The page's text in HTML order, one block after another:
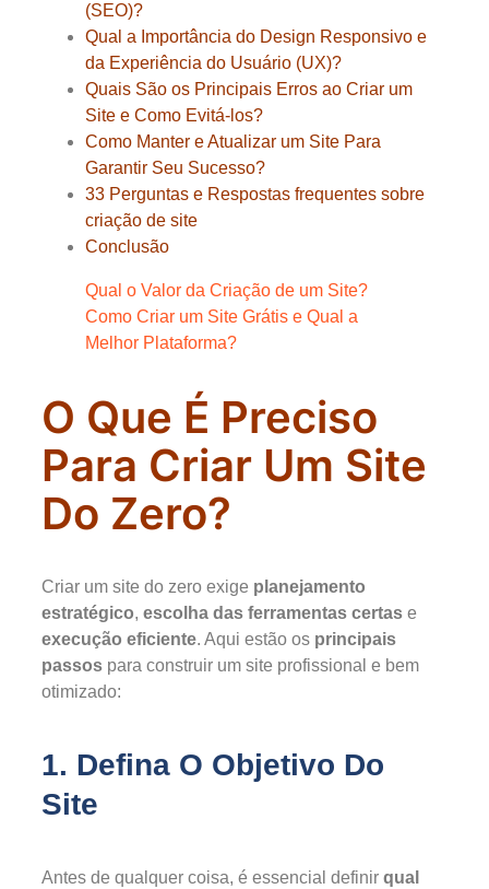
(SEO)?
Qual a Importância do Design Responsivo e
da Experiência do Usuário (UX)?
Quais São os Principais Erros ao Criar um
Site e Como Evitá-los?
Como Manter e Atualizar um Site Para
Garantir Seu Sucesso?
33 Perguntas e Respostas frequentes sobre
criação de site
Conclusão
Qual o Valor da Criação de um Site?
Como Criar um Site Grátis e Qual a
Melhor Plataforma?
O Que É Preciso
Para Criar Um Site
Do Zero?
Criar um site do zero exige planejamento
estratégico, escolha das ferramentas certas e
execução eficiente. Aqui estão os principais
passos para construir um site profissional e bem
otimizado:
1. Defina O Objetivo Do
Site
Antes de qualquer coisa, é essencial definir qual